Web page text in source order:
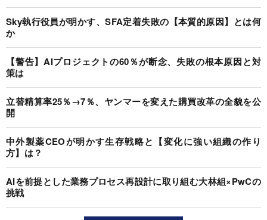
Sky執行役員が明かす、SFA定着失敗の【本質的原因】とは何
か
【警告】AIプロジェクトの60％が断念、失敗の根本原因と対
策は
立替精算率25％→7％、ヤンマーを変えた購買改革の全貌を公
開
中外製薬CEOが明かす生存戦略と【変化に強い組織の作り
方】は？
AIを前提とした業務プロセス再設計に取り組む大林組×PwCの
挑戦